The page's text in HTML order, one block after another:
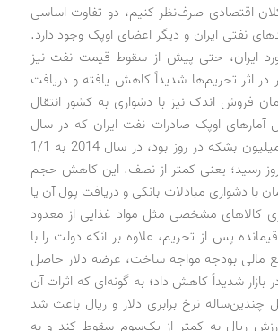
اقتصادی صرف‌نظر کنیم، دو تفاوت اساسی
نفتی ایران و دیگر اعضای اوپک وجود دارد.
ایران، حتی پیش از سقوط قیمت نفت نیز
اثر تحریم‌ها شدیداً کاهش یافته و دریافت
فروش اندک نیز با دشواری به کشور انتقال
اوپک صادرات نفت ایران که در سال
2010 حدود 6/2 میلیون بشکه در روز بود، در سال 2014 به 1/1
رسید؛ یعنی کمتر از نصف. این کاهش حجم
با دشواری مبادلات بانکی و دریافت پول آن یا
کالاهای مشخصی مثل مواد غذایی از معدود
پس از تحریم، علاوه بر آنکه دولت را با
مالی بودجه مواجه ساخت، عرضه دلار حاصل
بازار شدیداً کاهش داد؛ به گونه‌ای که اثرات آن
چندین‌ساله نرخ برابری دلار و ریال باعث شد
ریال به کمتر از یک‌سوم سقوط کند و به